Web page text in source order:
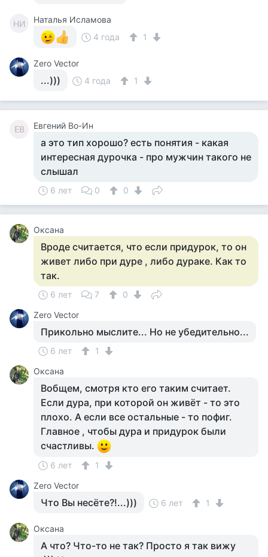
НИ
Наталья Исламова
4 года
1
Zero Vector
...))) 4 года 1
ЕВ Евгений Во-Ин
а это тип хорошо? есть понятия - какая
интересная дурочка - про мужчин такого не
слышал
6 лет 0 0
Оксана
Вроде считается, что если придурок, то он
живет либо при дуре , либо дураке. Как то
так.
6 лет 7
0
Zero Vector
Прикольно мыслите... Но не убедительно...
6 лет
1
Оксана
Вобщем, смотря кто его таким считает.
Если дура, при которой он живёт - то это
плохо. А если все остальные - то пофиг.
Главное , чтобы дура и придурок были
счастливы.
6 лет
1
Zero Vector
Что Вы несёте?!...))) 6 лет 1
Оксана
А что? Что-то не так? Просто я так вижу